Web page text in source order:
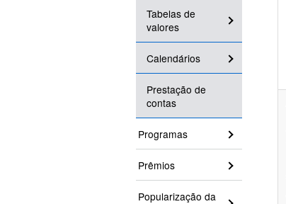
Tabelas de
valores
Calendários
Prestação de
contas
Programas
Prêmios
Popularização da